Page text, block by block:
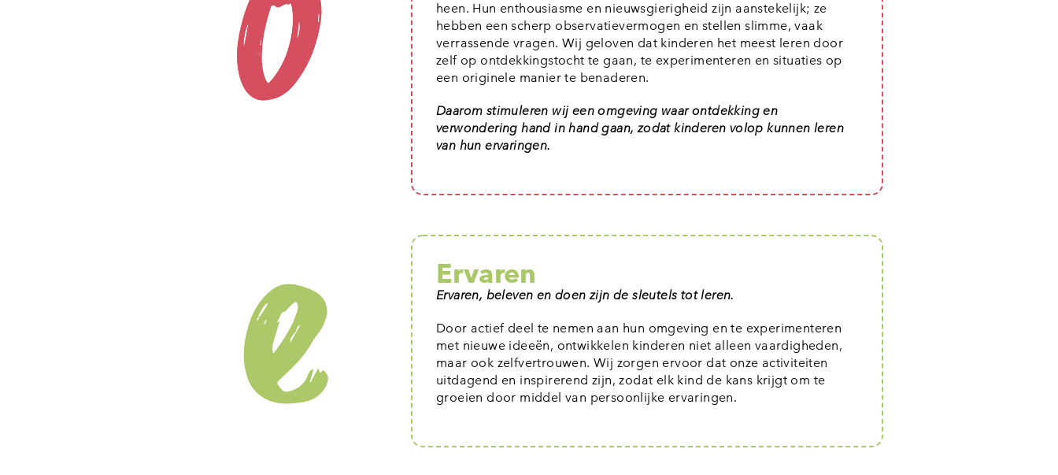
heen. Hun enthousiasme en nieuwsgierigheid zijn aanstekelijk; ze
hebben een scherp observatievermogen en stellen slimme, vaak
verrassende vragen. Wij geloven dat kinderen het meest leren door
zelf op ontdekkingstocht te gaan, te experimenteren en situaties op
een originele manier te benaderen.
Daarom stimuleren wij een omgeving waar ontdekking en
verwondering hand in hand gaan, zodat kinderen volop kunnen leren
van hun ervaringen.
Ervaren
Ervaren, beleven en doen zijn de sleutels tot leren.
Door actief deel te nemen aan hun omgeving en te experimenteren
met nieuwe ideeën, ontwikkelen kinderen niet alleen vaardigheden,
maar ook zelfvertrouwen. Wij zorgen ervoor dat onze activiteiten
uitdagend en inspirerend zijn, zodat elk kind de kans krijgt om te
groeien door middel van persoonlijke ervaringen.